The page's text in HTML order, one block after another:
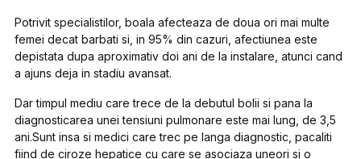
Potrivit specialistilor, boala afecteaza de doua ori mai multe
femei decat barbati si, in 95% din cazuri, afectiunea este
depistata dupa aproximativ doi ani de la instalare, atunci cand
a ajuns deja in stadiu avansat.
Dar timpul mediu care trece de la debutul bolii si pana la
diagnosticarea unei tensiuni pulmonare este mai lung, de 3,5
ani.Sunt insa si medici care trec pe langa diagnostic, pacaliti
fiind de ciroze hepatice cu care se asociaza uneori si o